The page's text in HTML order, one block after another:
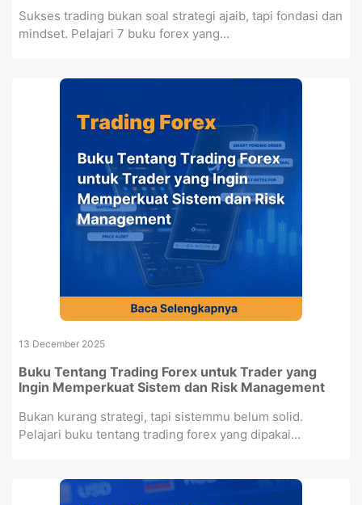
Sukses trading bukan soal strategi ajaib, tapi fondasi dan
mindset. Pelajari 7 buku forex yang...
13 December 2025
Buku Tentang Trading Forex untuk Trader yang
Ingin Memperkuat Sistem dan Risk Management
Bukan kurang strategi, tapi sistemmu belum solid.
Pelajari buku tentang trading forex yang dipakai...